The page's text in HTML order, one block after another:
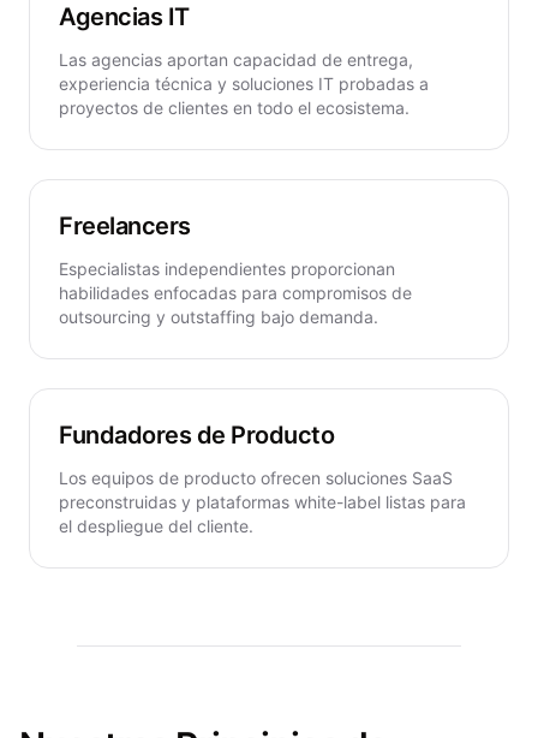
Agencias IT
Las agencias aportan capacidad de entrega,
experiencia técnica y soluciones IT probadas a
proyectos de clientes en todo el ecosistema.
Freelancers
Especialistas independientes proporcionan
habilidades enfocadas para compromisos de
outsourcing y outstaffing bajo demanda.
Fundadores de Producto
Los equipos de producto ofrecen soluciones SaaS
preconstruidas y plataformas white-label listas para
el despliegue del cliente.